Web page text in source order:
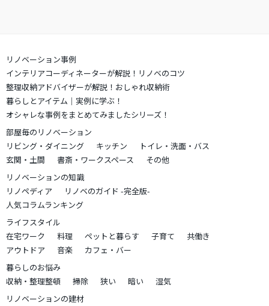
リノベーション事例
インテリアコーディネーターが解説！リノベのコツ
整理収納アドバイザーが解説！おしゃれ収納術
暮らしとアイテム｜実例に学ぶ！
オシャレな事例をまとめてみましたシリーズ！
部屋毎のリノベーション
リビング・ダイニング
キッチン
トイレ・洗面・バス
玄関・土間
書斎・ワークスペース
その他
リノベーションの知識
リノペディア
リノベのガイド -完全版-
人気コラムランキング
ライフスタイル
在宅ワーク
料理 ペットと暮らす 子育て
共働き
アウトドア
音楽
カフェ・バー
暮らしのお悩み
収納・整理整頓
掃除 狭い 暗い
湿気
リノベーションの建材